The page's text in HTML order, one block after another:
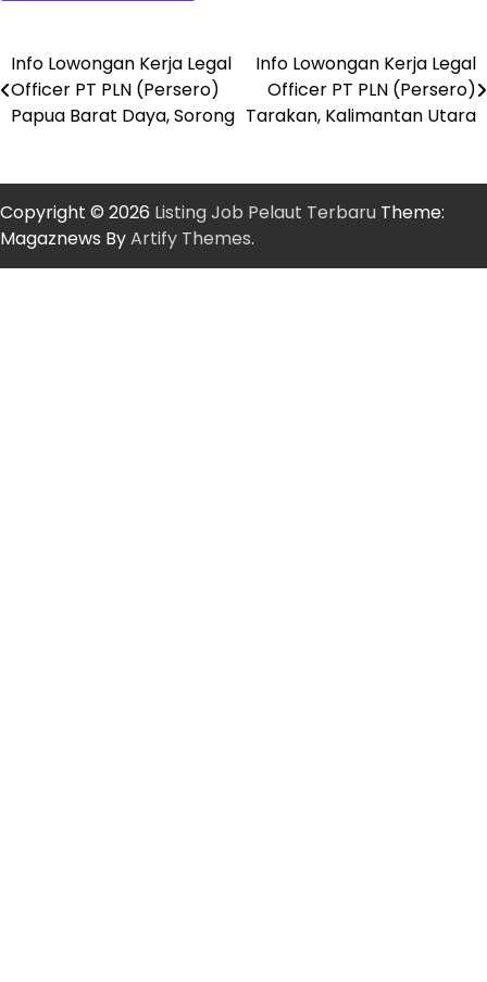
Post
navigation
Info Lowongan Kerja Legal
Officer PT PLN (Persero)
Papua Barat Daya, Sorong
Info Lowongan Kerja Legal
Officer PT PLN (Persero)
Tarakan, Kalimantan Utara
Copyright © 2026 Listing Job Pelaut Terbaru Theme:
Magaznews ByArtify Themes.